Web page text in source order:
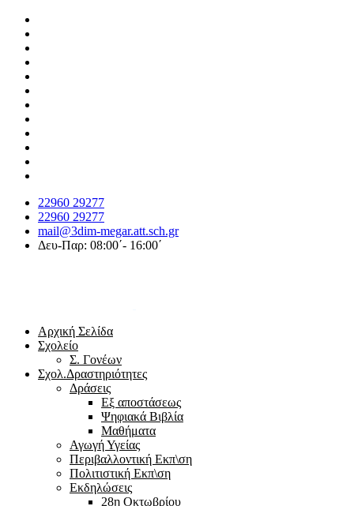
22960 29277
22960 29277
mail@3dim-megar.att.sch.gr
Δευ-Παρ: 08:00΄- 16:00΄
Αρχική Σελίδα
Σχολείο
Σ. Γονέων
Σχολ.Δραστηριότητες
Δράσεις
Εξ αποστάσεως
Ψηφιακά Βιβλία
Μαθήματα
Αγωγή Υγείας
Περιβαλλοντική Εκπ\ση
Πολιτιστική Εκπ\ση
Εκδηλώσεις
28η Οκτωβρίου